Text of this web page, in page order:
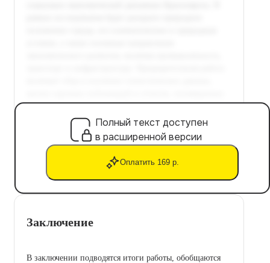
Полный текст доступен
в расширенной версии
Оплатить 169 р.
Заключение
В заключении подводятся итоги работы, обобщаются